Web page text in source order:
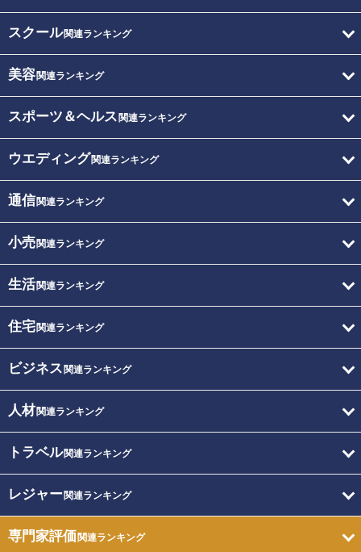
スクール関連ランキング
美容関連ランキング
スポーツ＆ヘルス 関連ランキング
ウエディング関連ランキング
通信関連ランキング
小売関連ランキング
生活関連ランキング
住宅関連ランキング
ビジネス 関連ランキング
人材関連ランキング
トラベル関連ランキング
レジャー関連ランキング
専門家評価関連ランキング